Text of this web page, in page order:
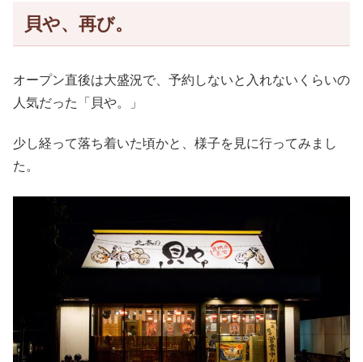
貝や、再び。
オープン直後は大盛況で、予約しないと入れないくらいの
人気だった「貝や。」
少し経って落ち着いた頃かと、様子を見に行ってみまし
た。